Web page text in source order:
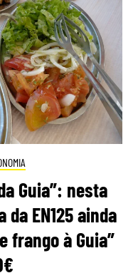
Guia”: nesta
EN125 ainda
frango à Guia”